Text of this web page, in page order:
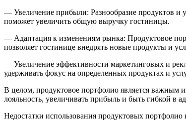
— Увеличение прибыли: Разнообразие продуктов и
поможет увеличить общую выручку гостиницы.
— Адаптация к изменениям рынка: Продуктовое
позволяет гостинице внедрять новые продукты и
— Увеличение эффективности маркетинговых и
удерживать фокус на определенных продуктах и
В целом, продуктовое портфолио является важным
лояльность, увеличивать прибыль и быть гибкой в
Недостатки использования продуктовых портфолио